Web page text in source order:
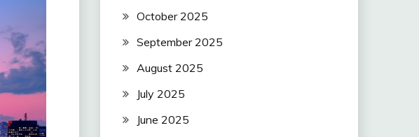
October 2025
September 2025
August 2025
July 2025
June 2025